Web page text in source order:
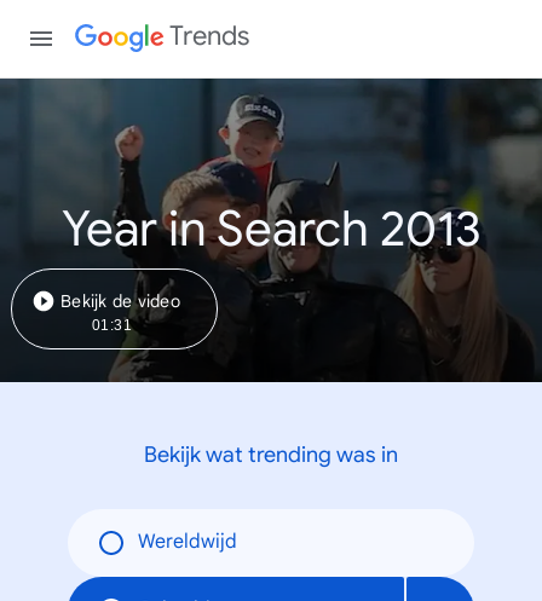
Trends
Year in Search 2013
Bekijk de video
01:31
Bekijk wat trending was in
Wereldwijd